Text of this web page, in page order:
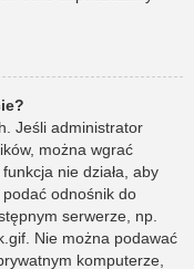
Jeśli administrator
można wgrać
nie działa, aby
odnośnik do
serwerze, np.
Nie można podawać
komputerze,